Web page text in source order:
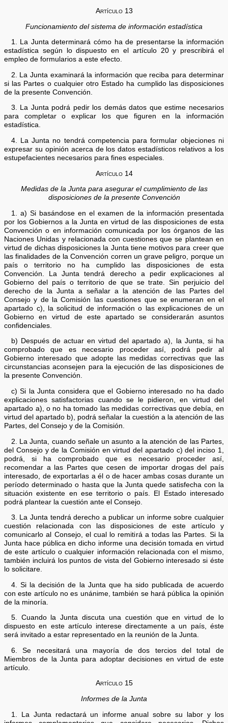
Artículo 13
Funcionamiento del sistema de información estadística
1. La Junta determinará cómo ha de presentarse la información
estadística según lo dispuesto en el artículo 20 y prescribirá el
empleo de formularios a este efecto.
2. La Junta examinará la información que reciba para determinar
si las Partes o cualquier otro Estado ha cumplido las disposiciones
de la presente Convención.
3. La Junta podrá pedir los demás datos que estime necesarios
para completar o explicar los que figuren en la información
estadística.
4. La Junta no tendrá competencia para formular objeciones ni
expresar su opinión acerca de los datos estadísticos relativos a los
estupefacientes necesarios para fines especiales.
Artículo 14
Medidas de la Junta para asegurar el cumplimiento de las
disposiciones de la presente Convención
1. a) Si basándose en el examen de la información presentada
por los Gobiernos a la Junta en virtud de las disposiciones de esta
Convención o en información comunicada por los órganos de las
Naciones Unidas y relacionada con cuestiones que se plantean en
virtud de dichas disposiciones la Junta tiene motivos para creer que
las finalidades de la Convención corren un grave peligro, porque un
país o territorio no ha cumplido las disposiciones de esta
Convención. La Junta tendrá derecho a pedir explicaciones al
Gobierno del país o territorio de que se trate. Sin perjuicio del
derecho de la Junta a señalar a la atención de las Partes del
Consejo y de la Comisión las cuestiones que se enumeran en el
apartado c), la solicitud de información o las explicaciones de un
Gobierno en virtud de este apartado se considerarán asuntos
confidenciales.
b) Después de actuar en virtud del apartado a), la Junta, si ha
comprobado que es necesario proceder así, podrá pedir al
Gobierno interesado que adopte las medidas correctivas que las
circunstancias aconsejen para la ejecución de las disposiciones de
la presente Convención.
c) Si la Junta considera que el Gobierno interesado no ha dado
explicaciones satisfactorias cuando se le pidieron, en virtud del
apartado a), o no ha tomado las medidas correctivas que debía, en
virtud del apartado b), podrá señalar la cuestión a la atención de las
Partes, del Consejo y de la Comisión.
2. La Junta, cuando señale un asunto a la atención de las Partes,
del Consejo y de la Comisión en virtud del apartado c) del inciso 1,
podrá, si ha comprobado que es necesario proceder así,
recomendar a las Partes que cesen de importar drogas del país
interesado, de exportarlas a él o de hacer ambas cosas durante un
período determinado o hasta que la Junta quede satisfecha con la
situación existente en ese territorio o país. El Estado interesado
podrá plantear la cuestión ante el Consejo.
3. La Junta tendrá derecho a publicar un informe sobre cualquier
cuestión relacionada con las disposiciones de este artículo y
comunicarlo al Consejo, el cual lo remitirá a todas las Partes. Si la
Junta hace pública en dicho informe una decisión tomada en virtud
de este artículo o cualquier información relacionada con el mismo,
también incluirá los puntos de vista del Gobierno interesado si éste
lo solicitare.
4. Si la decisión de la Junta que ha sido publicada de acuerdo
con este artículo no es unánime, también se hará pública la opinión
de la minoría.
5. Cuando la Junta discuta una cuestión que en virtud de lo
dispuesto en este artículo interese directamente a un país, éste
será invitado a estar representado en la reunión de la Junta.
6. Se necesitará una mayoría de dos tercios del total de
Miembros de la Junta para adoptar decisiones en virtud de este
artículo.
Artículo 15
Informes de la Junta
1. La Junta redactará un informe anual sobre su labor y los